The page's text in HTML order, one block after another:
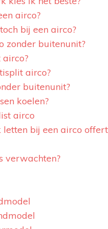
airco?
bij een airco?
zonder buitenunit?
airco?
buitenunit?
koelen?
airco
bij een airco
verwachten?